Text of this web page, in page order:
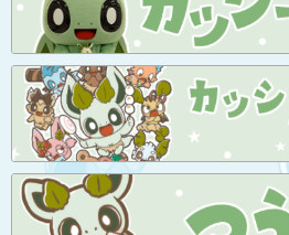
投稿日:
2026.08.02
古河花火大会で三尺玉の花火
ロップが掛かったかき氷を食
投稿日:
2026.07.31
キレイな空の下でソフトクリ
ってハイテンションになるカ
投稿日:
2026.07.30